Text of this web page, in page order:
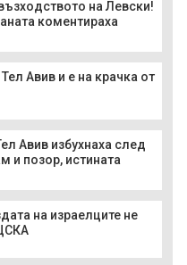
на Левски!
коментираха
Авив и е на крачка от
Авив избухнаха след
и позор, истината
на израелците не